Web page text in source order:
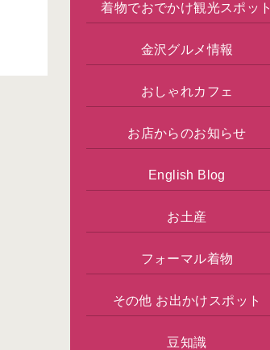
着物でおでかけ観光スポット
金沢グルメ情報
おしゃれカフェ
お店からのお知らせ
English Blog
お土産
フォーマル着物
その他 お出かけスポット
豆知識